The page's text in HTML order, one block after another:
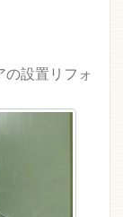
設置リフォ